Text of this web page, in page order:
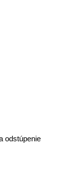
odstúpenie